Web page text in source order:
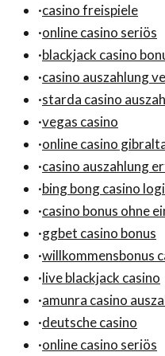
·casino freispiele
·online casino seriös
·blackjack casino
·casino auszahlung
·starda casino
·vegas casino
·online casino
·casino auszahlung
·bing bong casino
·casino bonus ohne
·ggbet casino bonus
·willkommensbonus
·live blackjack casino
·amunra casino
·deutsche casino
·online casino seriös